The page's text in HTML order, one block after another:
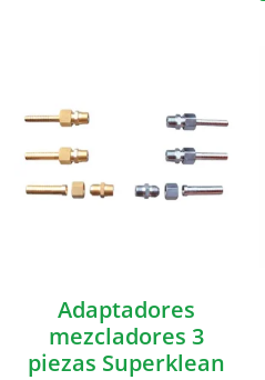
Adaptadores
mezcladores 3
piezas Superklean